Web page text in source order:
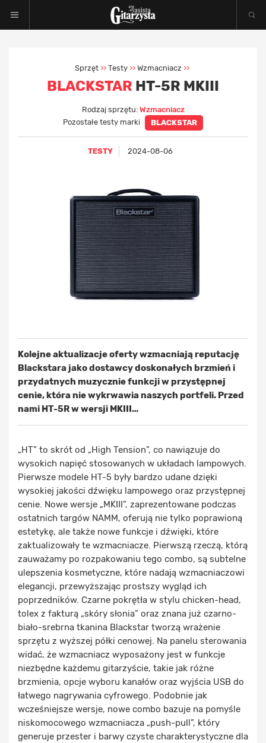
Sprzęt >> Testy >> Wzmacniacz >>
BLACKSTAR HT-5R MKIII
Rodzaj sprzętu: Wzmacniacz
Pozostałe testy marki
BLACKSTAR
TESTY 2024-08-06
Kolejne aktualizacje oferty wzmacniają reputację
Blackstara jako dostawcy doskonałych brzmień i
przydatnych muzycznie funkcji w przystępnej
cenie, która nie wykrwawia naszych portfeli. Przed
nami HT-5R w wersji MKIII…
„HT” to skrót od „High Tension”, co nawiązuje do
wysokich napięć stosowanych w układach lampowych.
Pierwsze modele HT-5 były bardzo udane dzięki
wysokiej jakości dźwięku lampowego oraz przystępnej
cenie. Nowe wersje „MKIII”, zaprezentowane podczas
ostatnich targów NAMM, oferują nie tylko poprawioną
estetykę, ale także nowe funkcje i dźwięki, które
zaktualizowały te wzmacniacze. Pierwszą rzeczą, którą
zauważamy po rozpakowaniu tego combo, są subtelne
ulepszenia kosmetyczne, które nadają wzmacniaczowi
elegancji, przewyższając prostszy wygląd ich
poprzedników. Czarne pokrętła w stylu chicken-head,
tolex z fakturą „skóry słonia” oraz znana już czarno-
biało-srebrna tkanina Blackstar tworzą wrażenie
sprzętu z wyższej półki cenowej. Na panelu sterowania
widać, że wzmacniacz wyposażony jest w funkcje
niezbędne każdemu gitarzyście, takie jak różne
brzmienia, opcje wyboru kanałów oraz wyjścia USB do
łatwego nagrywania cyfrowego. Podobnie jak
wcześniejsze wersje, nowe combo bazuje na pomyśle
niskomocowego wzmacniacza „push-pull”, który
generuje przester i barwy czyste charakterystyczne dla